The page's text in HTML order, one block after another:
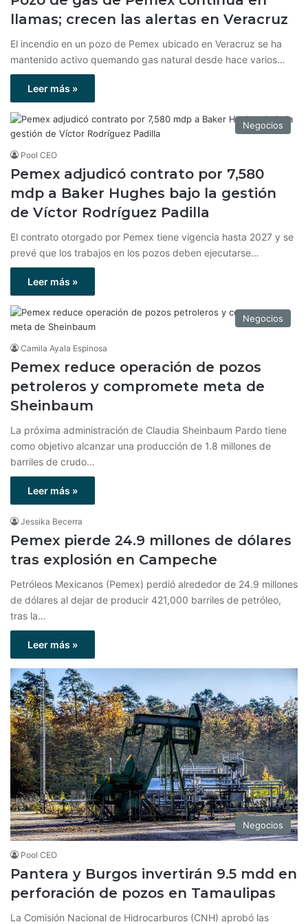
llamas; crecen las alertas en Veracruz
El incendio en un pozo de Pemex ubicado en Veracruz se ha
mantenido activo quemando gas natural desde hace varios…
Leer más »
Negocios
Pool CEO
Pemex adjudicó contrato por 7,580
mdp a Baker Hughes bajo la gestión
de Víctor Rodríguez Padilla
El contrato otorgado por Pemex tiene vigencia hasta 2027 y se
prevé que los trabajos en los pozos deben ejecutarse…
Leer más »
Negocios
Camila Ayala Espinosa
Pemex reduce operación de pozos
petroleros y compromete meta de
Sheinbaum
La próxima administración de Claudia Sheinbaum Pardo tiene
como objetivo alcanzar una producción de 1.8 millones de
barriles de crudo…
Leer más »
Jessika Becerra
Pemex pierde 24.9 millones de dólares
tras explosión en Campeche
Petróleos Mexicanos (Pemex) perdió alrededor de 24.9 millones
de dólares al dejar de producir 421,000 barriles de petróleo,
tras la…
Leer más »
Negocios
Pool CEO
Pantera y Burgos invertirán 9.5 mdd en
perforación de pozos en Tamaulipas
La Comisión Nacional de Hidrocarburos (CNH) aprobó las